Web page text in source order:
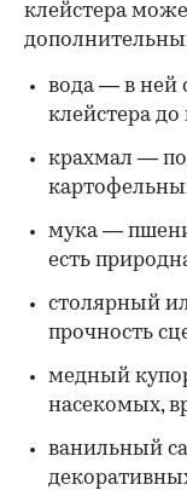
клейстера
вода — в ней
клейстера до
крахмал —
мука —
есть
столярный
прочность
медный
насекомых,
ванильный